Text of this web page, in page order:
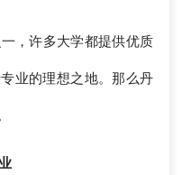
，许多大学都提供优质
业的理想之地。那么丹